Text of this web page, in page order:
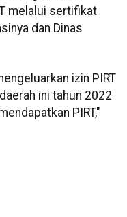
melalui sertifikat
dan Dinas
izin PIRT
ini tahun 2022
PIRT,"